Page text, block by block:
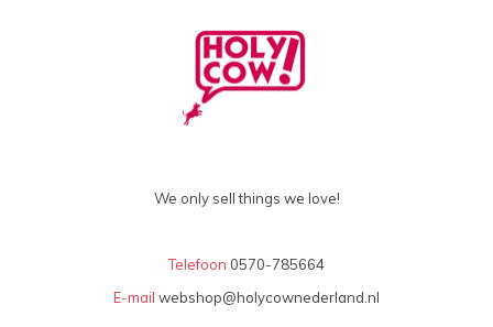
We only sell things we love!
Telefoon 0570-785664
E-mail webshop@holycownederland.nl